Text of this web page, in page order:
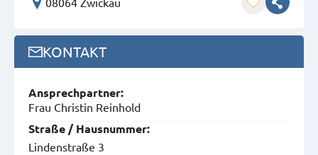
KONTAKT
Ansprech­partner:
Frau Christin Reinhold
Straße / Hausnummer:
Lindenstraße 3